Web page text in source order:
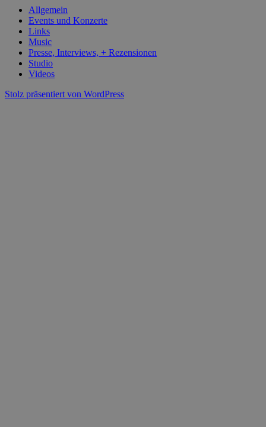
Allgemein
Events und Konzerte
Links
Music
Presse, Interviews, + Rezensionen
Studio
Videos
Stolz präsentiert von WordPress